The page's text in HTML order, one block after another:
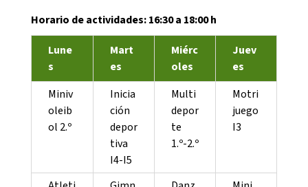
Horario de actividades: 16:30 a 18:00 h
Lune
s
Mart
es
Miérc
oles
Juev
es
Miniv
oleib
ol 2.º
Inicia
ción
depor
tiva
I4-I5
Multi
depor
te
1.º-2.º
Motri
juego
I3
La Fundació
Missió i valors
Els comptes clars
Memòria d'activitats